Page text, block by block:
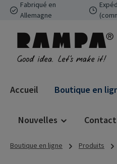
au contenu principal
Passer à la recherche
Passer à la navigation
Fabriqué en
Allemagne
Accueil Boutique en
Nouvelles Contact
Boutique en ligne Produits